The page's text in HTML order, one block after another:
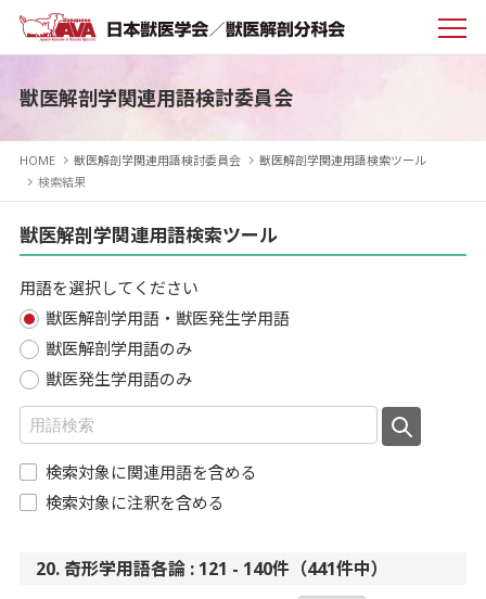
獣医解剖学関連用語検討委員会
HOME 獣医解剖学関連用語検討委員会
獣医解剖学関連用語検索ツール
検索結果
獣医解剖学関連用語検索ツール
用語を選択してください
獣医解剖学用語・獣医発生学用語
獣医解剖学用語のみ
獣医発生学用語のみ
検索対象に関連用語を含める
検索対象に注釈を含める
20. 奇形学用語各論 : 121 - 140件（441件中）